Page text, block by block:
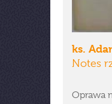
ks.
Notes
Oprawa